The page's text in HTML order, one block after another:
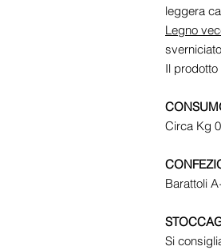
leggera
Legno
Il
Circa Kg
Barattoli
Si